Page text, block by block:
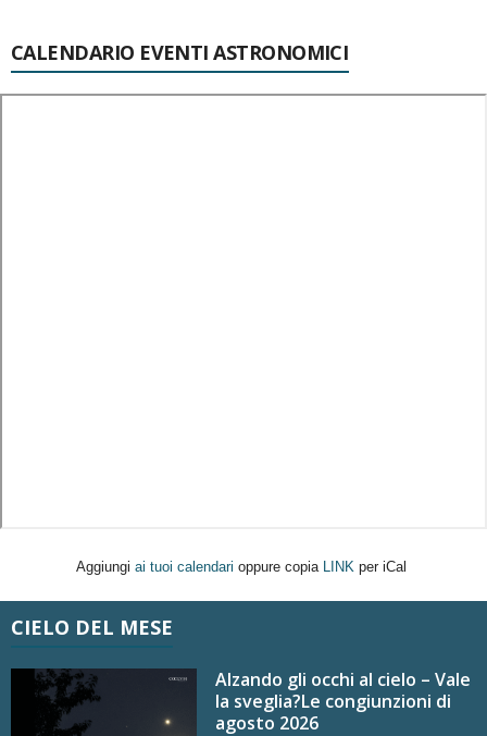
CALENDARIO EVENTI ASTRONOMICI
Aggiungi ai tuoi calendari oppure copia LINK per iCal
CIELO DEL MESE
Alzando gli occhi al cielo – Vale
la sveglia?Le congiunzioni di
agosto 2026